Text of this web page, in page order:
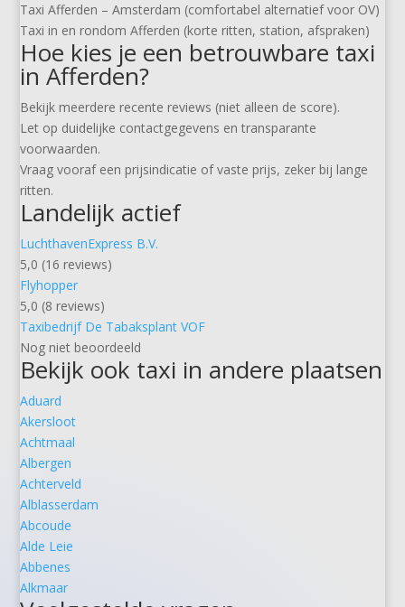
Taxi Afferden – Amsterdam (comfortabel alternatief voor OV)
Taxi in en rondom Afferden (korte ritten, station, afspraken)
Hoe kies je een betrouwbare taxi
in Afferden?
Bekijk meerdere recente reviews (niet alleen de score).
Let op duidelijke contactgegevens en transparante
voorwaarden.
Vraag vooraf een prijsindicatie of vaste prijs, zeker bij lange
ritten.
Landelijk actief
LuchthavenExpress B.V.
5,0 (16 reviews)
Flyhopper
5,0 (8 reviews)
Taxibedrijf De Tabaksplant VOF
Nog niet beoordeeld
Bekijk ook taxi in andere plaatsen
Aduard
Akersloot
Achtmaal
Albergen
Achterveld
Alblasserdam
Abcoude
Alde Leie
Abbenes
Alkmaar